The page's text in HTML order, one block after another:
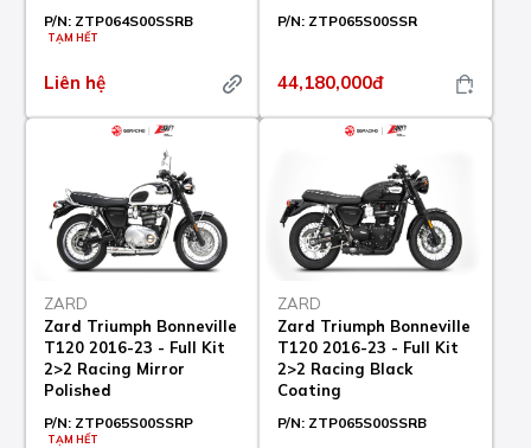
P/N: ZTP064S00SSRB
TẠM HẾT
Liên hệ
P/N: ZTP065S00SSR
44,180,000đ
ZARD
Zard Triumph Bonneville
T120 2016-23 - Full Kit
2>2 Racing Mirror
Polished
P/N: ZTP065S00SSRP
TẠM HẾT
ZARD
Zard Triumph Bonneville
T120 2016-23 - Full Kit
2>2 Racing Black
Coating
P/N: ZTP065S00SSRB